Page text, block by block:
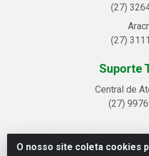
O nosso site coleta cookies
(27)
(27)
Suporte
Central de
(27)